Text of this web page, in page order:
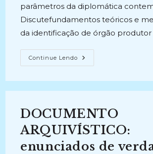
parâmetros da diplomática
Discutefundamentos teóricos e
da identificação de órgão
Continue Lendo IDENTIFICAÇÃO
DE
METODOLOGIA
DE
DOCUMENTOS
DO
IACS
(2010)
DOCUMENTO
ARQUIVÍSTICO:
enunciados de